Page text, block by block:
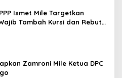
Ismet Mile Targetkan
Tambah Kursi dan Rebut
Zamroni Mile Ketua DPC